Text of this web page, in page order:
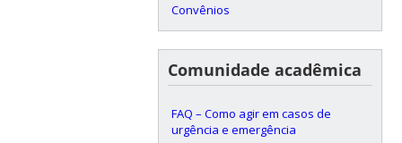
Convênios
Comunidade acadêmica
FAQ – Como agir em casos de
urgência e emergência